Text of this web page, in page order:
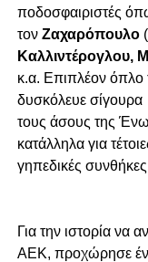
ποδοσφαιριστές
τον Ζαχαρόπουλο
Καλλιντέρογλου,
κ.α. Επιπλέον όπλο
δυσκόλευε σίγουρα
τους άσους της
κατάλληλα για
γηπεδικές
Για την ιστορία να
ΑΕΚ, προχώρησε